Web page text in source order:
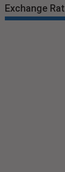
Exchange